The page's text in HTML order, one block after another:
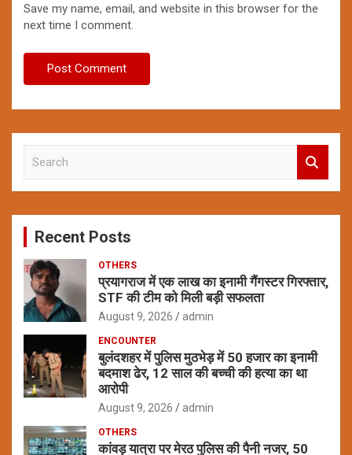
Save my name, email, and website in this browser for the
next time I comment.
c
Recent Posts
OTHERS
प्रयागराज में एक लाख का इनामी गैंगस्टर गिरफ्तार,
STF की टीम को मिली बड़ी सफलता
August 9, 2026 admin
ENCOUNTER
बुलंदशहर में पुलिस मुठभेड़ में 50 हजार का इनामी
बदमाश ढेर, 12 साल की बच्ची की हत्या का था
आरोपी
August 9, 2026 admin
OTHERS
कांवड़ यात्रा पर मेरठ पुलिस की पैनी नजर, 50